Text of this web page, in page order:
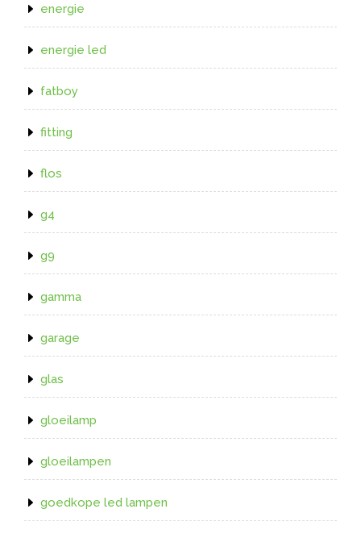
energie
energie led
fatboy
fitting
flos
g4
g9
gamma
garage
glas
gloeilamp
gloeilampen
goedkope led lampen